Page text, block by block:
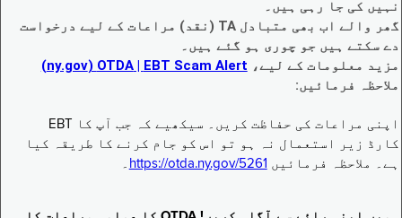
نہیں کی جا رہی ہیں۔
گھر والے اب بھی متبادل TA (نقد) مراعات کے لیے درخواست
دے سکتے ہیں جو چوری ہو گئے ہیں۔
مزید معلومات کے لیے، EBT Scam Alert ‏| OTDA ‏(ny.gov)
ملاحظہ فرمائیں:
اپنی مراعات کی حفاظت کریں۔ سیکھیے کہ جب آپ کا EBT
کارڈ زیر استعمال نہ ہو تو اس کو جام کرنے کا طریقہ کیا
ہے۔ ملاحظہ فرمائیں https://otda.ny.gov/5261 ۔